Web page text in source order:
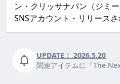
ン・クリッサナパン（ジミ
SNSアカウント・リリース
UPDATE： 2026.5.20
関連アイテムに「The